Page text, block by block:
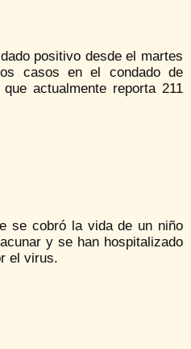
positivo desde el martes
casos en el condado de
actualmente reporta 211
se cobró la vida de un niño
y se han hospitalizado
el virus.